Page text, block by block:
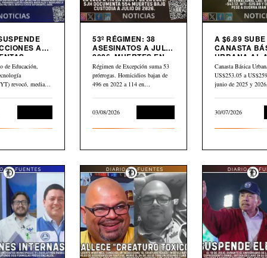
A
de Educación,
revocó, mediante
53º RÉGIMEN: 38
ASESINATOS A JULIO
2026. MUERTES EN
CÁRCEL: “554”
Régimen de Excepción suma 53
prórrogas. Homicidios bajan de
496 en 2022 a 114 en…
03/08/2026
A $6.89 SUBE
CANASTA
URBANA AL
PETRÓLEO
CAE $43
ABRIL
Canasta Básica
US$253.05 a
junio de 2025 y
30/07/2026